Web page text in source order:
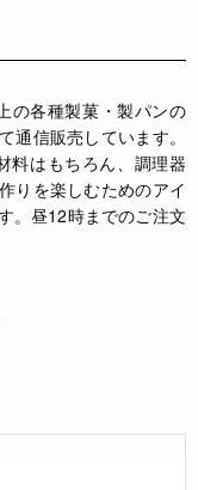
の各種製菓・製パンの
通信販売しています。
料はもちろん、調理器
りを楽しむためのアイ
。昼12時までのご注文